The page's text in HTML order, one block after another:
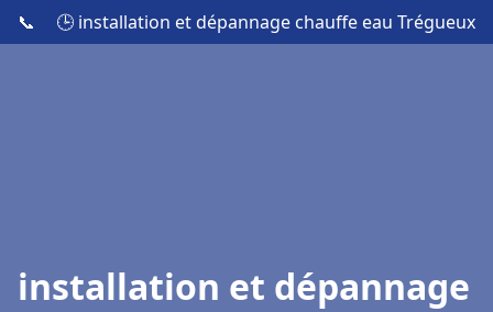
📞 🕒 installation et dépannage chauffe eau Trégueux
installation et dépannage